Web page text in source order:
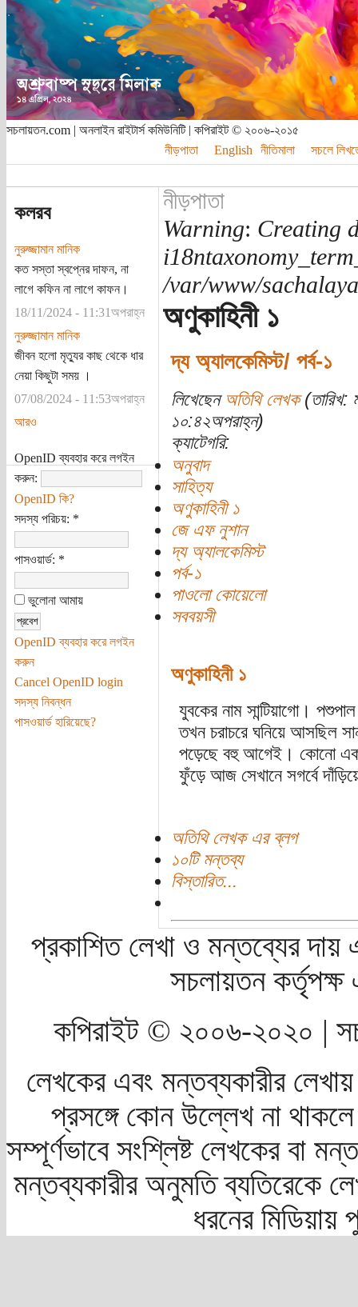
সচলায়তন.com | অনলাইন রাইটার্স কমিউনিটি | কপিরাইট © ২০০৬-২০১৫
নীড়পাতা
English নীতিমালা সচলে
কলরব
নুরুজ্জামান মানিক
কত সস্তা স্বপ্নের দাফন, না
লাগে কফিন না লাগে কাফন।
18/11/2024 - 11:31অপরাহ্ন
নুরুজ্জামান মানিক
জীবন হলো মৃত্যুর কাছ থেকে ধার
নেয়া কিছুটা সময় ।
07/08/2024 - 11:53অপরাহ্ন
আরও
OpenID ব্যবহার করে লগইন
করুন:
OpenID কি?
সদস্য পরিচয়: *
পাসওয়ার্ড: *
ভুলোনা আমায়
OpenID ব্যবহার করে লগইন
করুন
Cancel OpenID login
সদস্য নিবন্ধন
পাসওয়ার্ড হারিয়েছে?
নীড়পাতা
Warning: Creating
/var/www/
অণুকাহিনী ১
দ্য অ্যালকেমিস্ট/ পর্ব-১
লিখেছেন অতিথি লেখক(তারিখ:
১০:৪২অপরাহ্ন)
ক্যাটেগরি:
অনুবাদ
সাহিত্য
অণুকাহিনী ১
জে এফ নুশান
দ্য অ্যালকেমিস্ট
পর্ব-১
পাওলো কোয়েলো
সববয়সী
অণুকাহিনী ১
যুবকের নাম সান্টিয়াগো।
তখন চরাচরে ঘনিয়ে আসছিল
পড়েছে বহু আগেই। কোনো এক
ফুঁড়ে আজ সেখানে সগর্বে
অতিথি লেখক এর ব্লগ
১০টি মন্তব্য
বিস্তারিত...
প্রকাশিত লেখা ও মন্তব্যের দায়
সচলায়তন
কপিরাইট © ২০০৬-২০২০ |
লেখকের এবং মন্তব্যকারীর
প্রসঙ্গে কোন উল্লেখ না
সম্পূর্ণভাবে সংশ্লিষ্ট লেখকের বা
মন্তব্যকারীর অনুমতি ব্যতিরেকে
ধরনের মিডিয়ায়